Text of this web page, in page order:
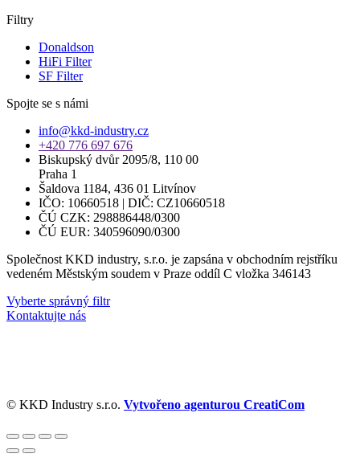
Filtry
Donaldson
HiFi Filter
SF Filter
Spojte se s námi
info@kkd-industry.cz
+420 776 697 676
Biskupský dvůr 2095/8, 110 00
Praha 1
Šaldova 1184, 436 01 Litvínov
IČO: 10660518 | DIČ: CZ10660518
ČÚ CZK: 298886448/0300
ČÚ EUR: 340596090/0300
Společnost KKD industry, s.r.o. je zapsána v obchodním rejstříku
vedeném Městským soudem v Praze oddíl C vložka 346143
Vyberte správný filtr
Kontaktujte nás
© KKD Industry s.r.o. Vytvořeno agenturou CreatiCom